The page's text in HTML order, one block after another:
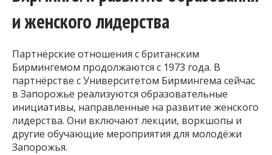
и женского лидерства
Партнёрские отношения с британским
Бирмингемом продолжаются с 1973 года. В
партнёрстве с Университетом Бирмингема сейчас
в Запорожье реализуются образовательные
инициативы, направленные на развитие женского
лидерства. Они включают лекции, воркшопы и
другие обучающие мероприятия для молодёжи
Запорожья.